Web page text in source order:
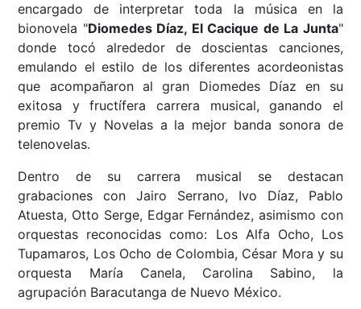
encargado de interpretar toda la música en la
bionovela "Diomedes Díaz, El Cacique de La Junta"
donde tocó alrededor de doscientas canciones,
emulando el estilo de los diferentes acordeonistas
que acompañaron al gran Diomedes Díaz en su
exitosa y fructífera carrera musical, ganando el
premio Tv y Novelas a la mejor banda sonora de
telenovelas.
Dentro de su carrera musical se destacan
grabaciones con Jairo Serrano, Ivo Díaz, Pablo
Atuesta, Otto Serge, Edgar Fernández, asimismo con
orquestas reconocidas como: Los Alfa Ocho, Los
Tupamaros, Los Ocho de Colombia, César Mora y su
orquesta María Canela, Carolina Sabino, la
agrupación Baracutanga de Nuevo México.